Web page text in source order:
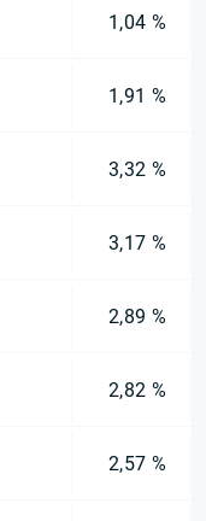
1,04 %
1,91 %
3,32 %
3,17 %
2,89 %
2,82 %
2,57 %